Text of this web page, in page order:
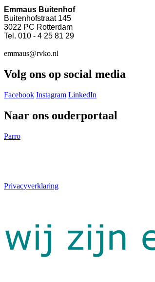
Emmaus Buitenhof
Buitenhofstraat 145
3022 PC Rotterdam
Tel. 010 - 4 25 81 29
emmaus@rvko.nl
Volg ons op social media
Facebook Instagram LinkedIn
Naar ons ouderportaal
Parro
Privacyverklaring